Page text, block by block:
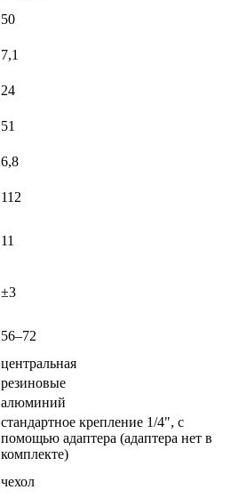
50
7,1
24
51
6,8
112
11
±3
56–72
центральная
резиновые
алюминий
стандартное крепление 1/4", с
помощью адаптера (адаптера нет в
комплекте)
чехол